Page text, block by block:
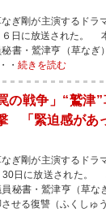
ぎ剛が主演するドラ
６日に放送された。
書・鷲津亨（草なぎ
・ 続きを読む
の戦争」“鷲津
「緊迫感があ
ぎ剛が主演するドラ
30日に放送された。
秘書・鷲津亨（草な
させる復讐（ふくしゅ